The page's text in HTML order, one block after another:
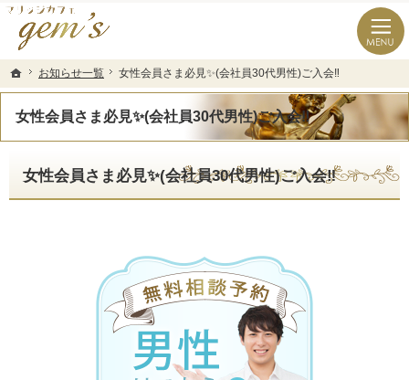
ホーム
お知らせ一覧 女性会員さま必見✨(会社員30代男性)ご入会‼️
女性会員さま必見✨(会社員30代男性)ご入会‼️
長崎県の婚活なら結婚相談所のマリッジカフェgem’ｓ（ジェムズ）
長崎県長崎市の結婚相談所マリッジカフェgem's(ジェムズ)
女性会員さま必見✨(会社員30代男性)ご入会‼️
ホーム
お知らせ一覧 女性会員さま必見✨(会社員30代男性)ご入会‼️